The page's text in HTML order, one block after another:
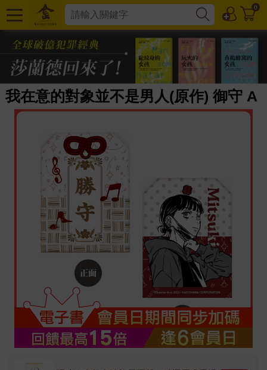
0
我在意的對象並不是男人(原作) 御守 A